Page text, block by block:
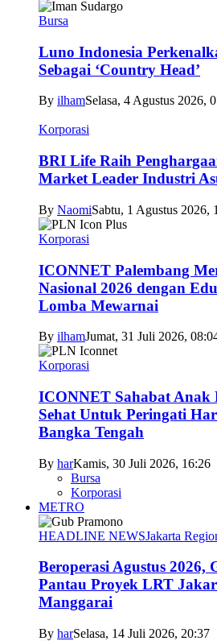
Bursa
Luno Indonesia
Sebagai ‘Country Head’
By ilhamSelasa, 4 Agustus 2026,
Korporasi
BRI Life Raih
Market Leader Industri
By NaomiSabtu, 1 Agustus 2026,
Korporasi
ICONNET Palembang
Nasional 2026 dengan
Lomba Mewarnai
By ilhamJumat, 31 Juli 2026,
Korporasi
ICONNET Sahabat Anak
Sehat Untuk Peringati
Bangka Tengah
By harKamis, 30 Juli 2026, 16:26
Bursa
Korporasi
METRO
HEADLINE NEWSJakarta
Beroperasi Agustus 2026,
Pantau Proyek LRT
Manggarai
By harSelasa, 14 Juli 2026, 20:37